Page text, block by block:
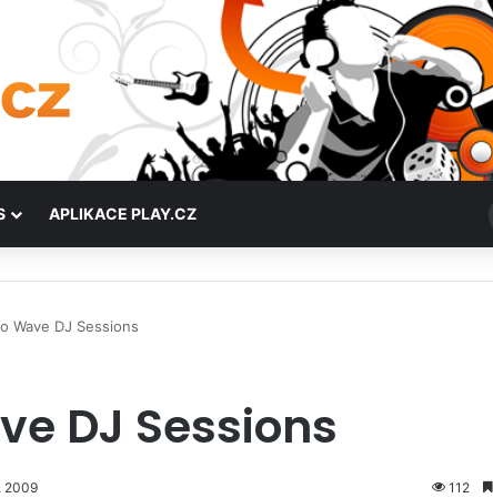
APLIKACE PLAY.CZ
Wave DJ Sessions
DJ Sessions
2009 112